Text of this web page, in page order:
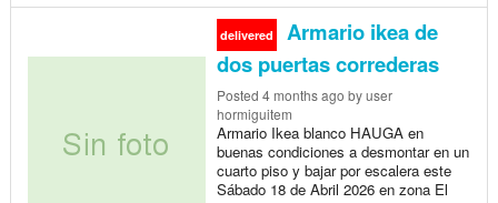
delivered
Armario ikea de
dos puertas correderas
Posted 4 months ago by user
hormiguitem
Armario Ikea blanco HAUGA en
buenas condiciones a desmontar en un
cuarto piso y bajar por escalera este
Sábado 18 de Abril 2026 en zona El